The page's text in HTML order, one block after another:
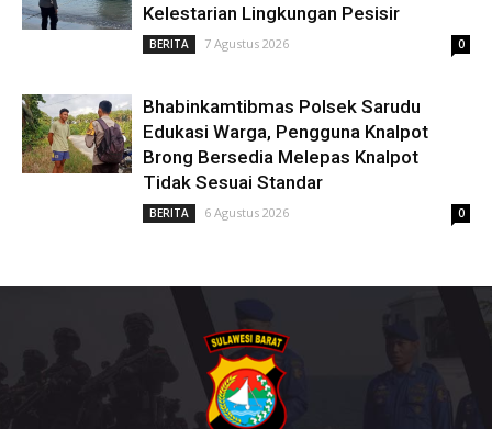
Kelestarian Lingkungan Pesisir
BERITA 7 Agustus 2026 0
Bhabinkamtibmas Polsek Sarudu
Edukasi Warga, Pengguna Knalpot
Brong Bersedia Melepas Knalpot
Tidak Sesuai Standar
BERITA 6 Agustus 2026 0